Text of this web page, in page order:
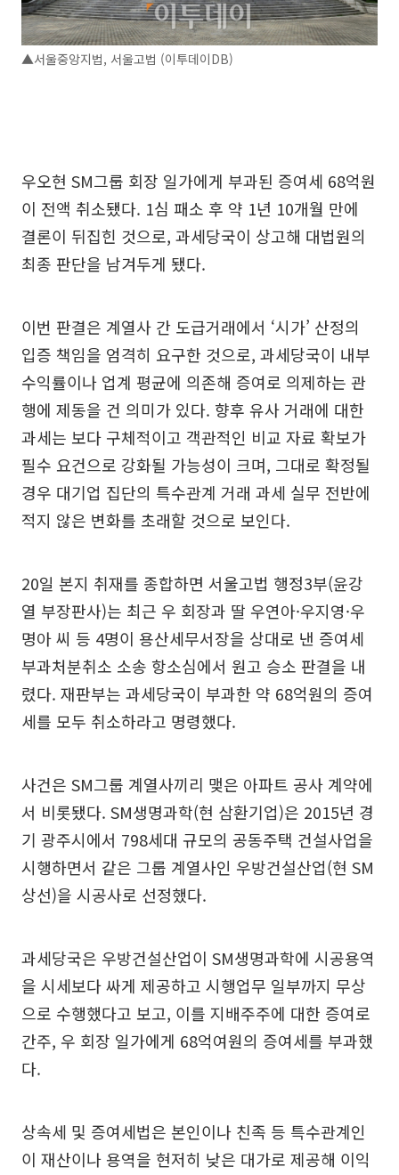
▲서울중앙지법, 서울고법 (이투데이DB)
우오현 SM그룹 회장 일가에게 부과된 증여세 68억원
이 전액 취소됐다. 1심 패소 후 약 1년 10개월 만에
결론이 뒤집힌 것으로, 과세당국이 상고해 대법원의
최종 판단을 남겨두게 됐다.
이번 판결은 계열사 간 도급거래에서 ‘시가’ 산정의
입증 책임을 엄격히 요구한 것으로, 과세당국이 내부
수익률이나 업계 평균에 의존해 증여로 의제하는 관
행에 제동을 건 의미가 있다. 향후 유사 거래에 대한
과세는 보다 구체적이고 객관적인 비교 자료 확보가
필수 요건으로 강화될 가능성이 크며, 그대로 확정될
경우 대기업 집단의 특수관계 거래 과세 실무 전반에
적지 않은 변화를 초래할 것으로 보인다.
20일 본지 취재를 종합하면 서울고법 행정3부(윤강
열 부장판사)는 최근 우 회장과 딸 우연아·우지영·우
명아 씨 등 4명이 용산세무서장을 상대로 낸 증여세
부과처분취소 소송 항소심에서 원고 승소 판결을 내
렸다. 재판부는 과세당국이 부과한 약 68억원의 증여
세를 모두 취소하라고 명령했다.
사건은 SM그룹 계열사끼리 맺은 아파트 공사 계약에
서 비롯됐다. SM생명과학(현 삼환기업)은 2015년 경
기 광주시에서 798세대 규모의 공동주택 건설사업을
시행하면서 같은 그룹 계열사인 우방건설산업(현 SM
상선)을 시공사로 선정했다.
과세당국은 우방건설산업이 SM생명과학에 시공용역
을 시세보다 싸게 제공하고 시행업무 일부까지 무상
으로 수행했다고 보고, 이를 지배주주에 대한 증여로
간주, 우 회장 일가에게 68억여원의 증여세를 부과했
다.
상속세 및 증여세법은 본인이나 친족 등 특수관계인
이 재산이나 용역을 현저히 낮은 대가로 제공해 이익